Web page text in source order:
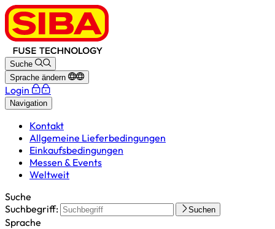
Suche
Sprache ändern
Login
Navigation
Kontakt
Allgemeine Lieferbedingungen
Einkaufsbedingungen
Messen & Events
Weltweit
Suche
Suchbegriff:
Suchen
Sprache